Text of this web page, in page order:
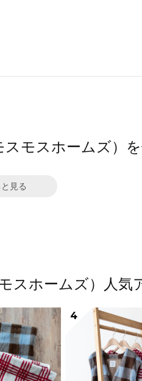
スモスホームズ）
見る
スホームズ）人気
4